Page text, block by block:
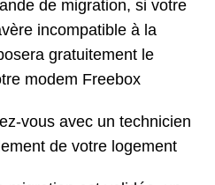
de migration, si votre
incompatible à la
gratuitement le
modem Freebox
vous avec un technicien
de votre logement